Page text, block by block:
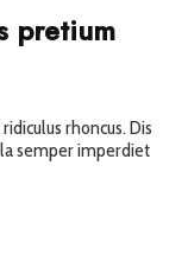
pretium
rhoncus. Dis
semper imperdiet